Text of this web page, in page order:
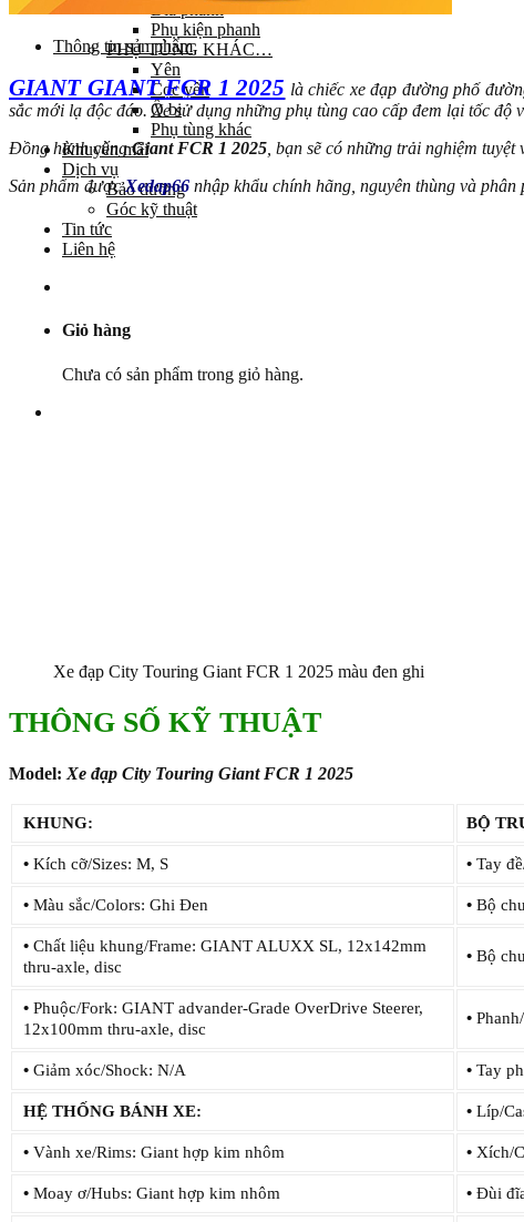
Phụ kiện phanh
PHỤ TÙNG KHÁC…
Yên
Cọc yên
Ổ bi
Phụ tùng khác
Khuyến mãi
Dịch vụ
Bảo dưỡng
Góc kỹ thuật
Tin tức
Liên hệ
Giỏ hàng
Chưa có sản phẩm trong giỏ hàng.
Thông tin sản phẩm
GIANT GIANT FCR 1 2025 là chiếc xe đạp đường phố
sắc mới lạ độc đáo. Xe sử dụng những phụ tùng cao cấp đem lại tốc
Đồng hành cùngGiant FCR 1 2025, bạn sẽ có những trải nghiệm
Sản phẩm đượcXedap66 nhập khẩu chính hãng, nguyên thùng và
Xe đạp City Touring Giant FCR 1 2025 màu đen ghi
THÔNG SỐ KỸ THUẬT
Model: Xe đạp City Touring Giant FCR 1 2025
KHUNG: BỘ
• Kích cỡ/Sizes: M, S •Tay
• Màu sắc/Colors: Ghi Đen •Bộ
• Chất liệu khung/Frame: GIANT ALUXX SL, 12x142mm
thru-axle, disc
•Bộ
• Phuộc/Fork: GIANT advander-Grade OverDrive Steerer,
12x100mm thru-axle, disc
•
• Giảm xóc/Shock: N/A •Tay
HỆ THỐNG BÁNH XE: •Líp/
• Vành xe/Rims: Giant hợp kim nhôm •Xích/
• Moay ơ/Hubs: Giant hợp kim nhôm •Đùi